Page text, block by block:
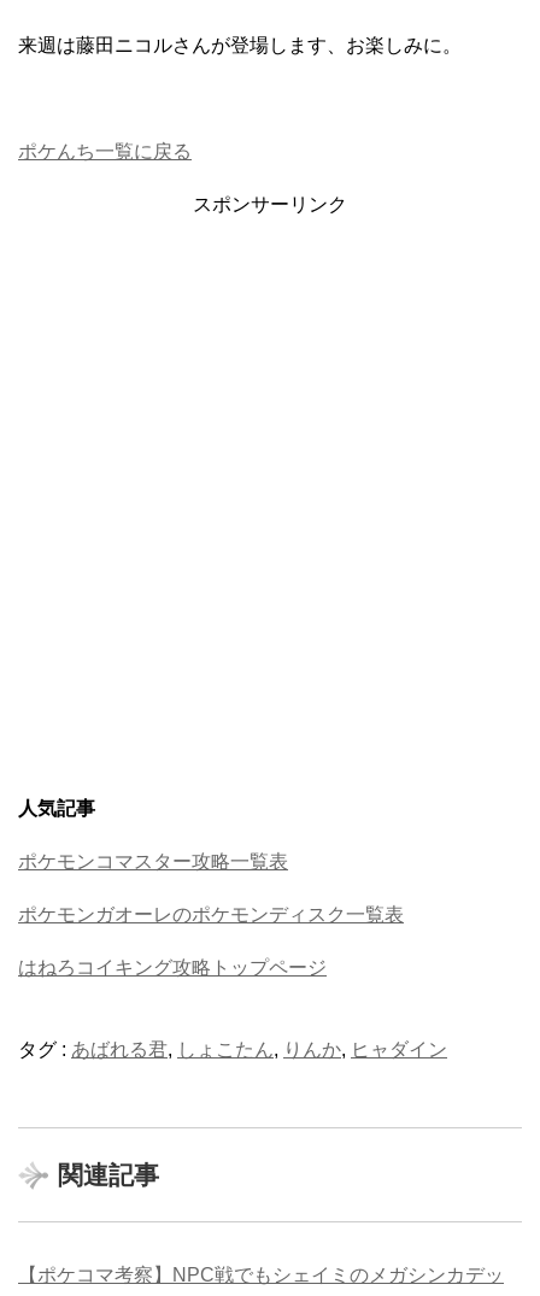
来週は藤田ニコルさんが登場します、お楽しみに。
ポケんち一覧に戻る
スポンサーリンク
人気記事
ポケモンコマスター攻略一覧表
ポケモンガオーレのポケモンディスク一覧表
はねろコイキング攻略トップページ
タグ : あばれる君, しょこたん, りんか, ヒャダイン
関連記事
【ポケコマ考察】NPC戦でもシェイミのメガシンカデッ